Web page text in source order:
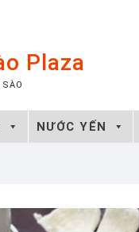
Plaza
NƯỚC YẾN